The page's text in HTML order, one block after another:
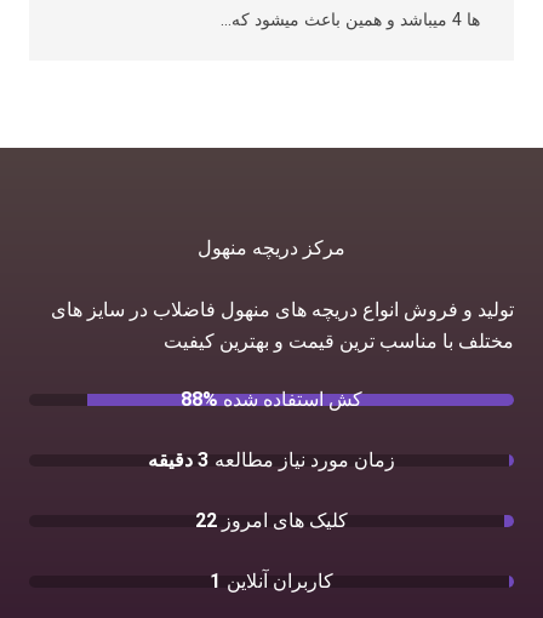
ها 4 میباشد و همین باعث میشود که…
مرکز دریچه منهول
تولید و فروش انواع دریچه های منهول فاضلاب در سایز های
مختلف با مناسب ترین قیمت و بهترین کیفیت
کش استفاده شده 88%
زمان مورد نیاز مطالعه 3 دقیقه
کلیک های امروز 22
کاربران آنلاین 1